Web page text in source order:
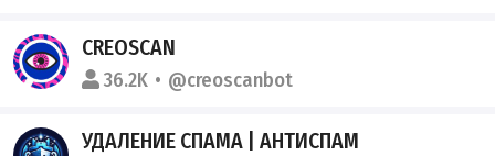
CREOSCAN
36.2K @creoscanbot
УДАЛЕНИЕ СПАМА | АНТИСПАМ